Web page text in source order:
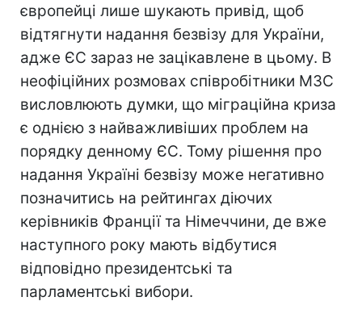
європейці лише шукають привід, щоб
відтягнути надання безвізу для України,
адже ЄС зараз не зацікавлене в цьому. В
неофіційних розмовах співробітники МЗС
висловлюють думки, що міграційна криза
є однією з найважливіших проблем на
порядку денному ЄС. Тому рішення про
надання Україні безвізу може негативно
позначитись на рейтингах діючих
керівників Франції та Німеччини, де вже
наступного року мають відбутися
відповідно президентські та
парламентські вибори.